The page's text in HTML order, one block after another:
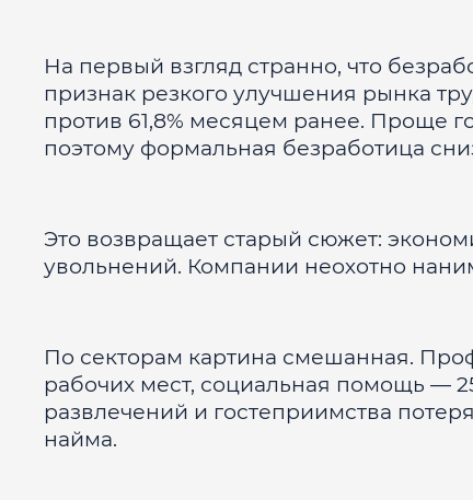
На первый взгляд странно, что
признак резкого улучшения рынка
против 61,8% месяцем ранее. Проще
поэтому формальная безработица
Это возвращает старый сюжет:
увольнений. Компании неохотно
По секторам картина смешанная.
рабочих мест, социальная помощь —
развлечений и гостеприимства
найма.